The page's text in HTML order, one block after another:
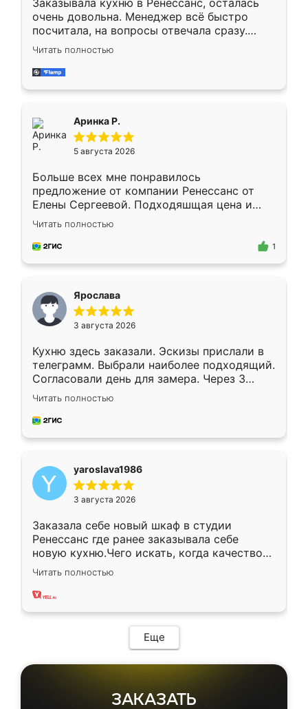
Заказывала кухню в Ренессанс, осталась
очень довольна. Менеджер всё быстро
посчитала, на вопросы отвечала сразу.
Замерщик приехал в субботу, подошёл к
делу со всей ответственностью. Собрали
за день, ребята работали аккуратно, даже
Читать полностью
Аринка Р.
5 августа 2026
Больше всех мне понравилось
предложение от компании Ренессанс от
Елены Сергеевой. Подходяшщая цена и
короткие сроки изготовления. Приехавший
для замера сотрудник Владислав
предложил по моему эскизу самый
Читать полностью
1
Ярослава
3 августа 2026
Кухню здесь заказали. Эскизы прислали в
телеграмм. Выбрали наиболее подходящий.
Согласовали день для замера. Через 3
недели кухня была уже готова. Остались
довольны работой. Спасибо Ренессанс
мебель за качественную работу!
Читать полностью
yaroslava1986
3 августа 2026
Заказала себе новый шкаф в студии
Ренессанс где ранее заказывала себе
новую кухню.Чего искать, когда качеством
вполне довольна. Служит кухня уже почти
два года, нареканий нет.
Читать полностью
Еще
ЗАКАЗАТЬ